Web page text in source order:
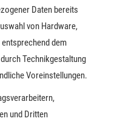
Daten bereits
von Hardware,
dem
Technikgestaltung
Voreinstellungen.
und Dritten